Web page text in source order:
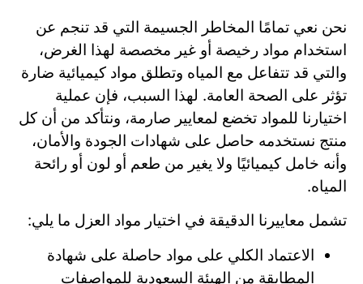
نحن نعي تمامًا المخاطر الجسيمة التي قد تنجم عن
استخدام مواد رخيصة أو غير مخصصة لهذا الغرض،
والتي قد تتفاعل مع المياه وتطلق مواد كيميائية ضارة
تؤثر على الصحة العامة. لهذا السبب، فإن عملية
اختيارنا للمواد تخضع لمعايير صارمة، ونتأكد من أن كل
منتج نستخدمه حاصل على شهادات الجودة والأمان،
وأنه خامل كيميائيًا ولا يغير من طعم أو لون أو رائحة
المياه.
تشمل معاييرنا الدقيقة في اختيار مواد العزل ما يلي:
الاعتماد الكلي على مواد حاصلة على شهادة
المطابقة من الهيئة السعودية للمواصفات